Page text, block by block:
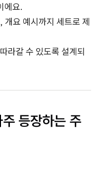
에요.
개요 예시까지 세트로 제
라갈 수 있도록 설계되
등장하는 주